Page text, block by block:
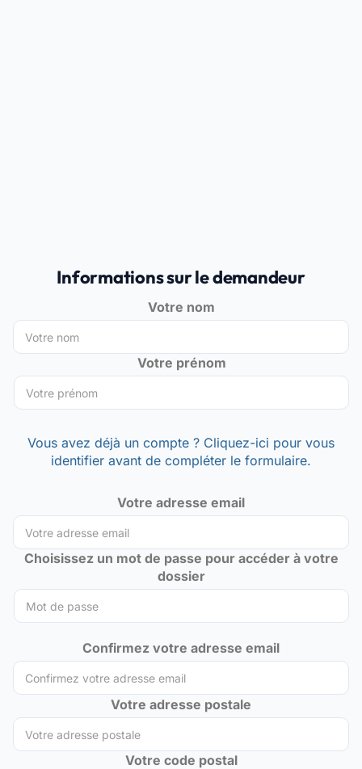
Informations sur le demandeur
Votre nom
Votre prénom
Vous avez déjà un compte ? Cliquez-ici pour vous
identifier avant de compléter le formulaire.
Votre adresse email
Choisissez un mot de passe pour accéder à votre
dossier
Confirmez votre adresse email
Votre adresse postale
Votre code postal